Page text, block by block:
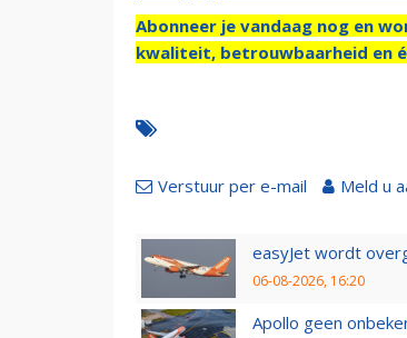
Abonneer je vandaag nog en
kwaliteit, betrouwbaarheid en
Verstuur per e-mail Meld u
easyJet wordt
06-08-2026, 16:20
Apollo geen